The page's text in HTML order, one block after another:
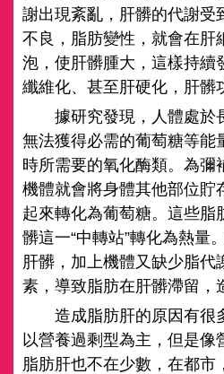
謝出現紊亂，肝髒的代謝受
不良，脂肪變性，就會在肝
泡，使肝髒腫大，這樣持續
纖維化、甚至肝硬化，肝髒
據研究發現，人體處於
無法獲得必需的葡萄糖等能
時所需要的氧化酶類。為彌
機體就會將身體其他部位貯
起來轉化為葡萄糖。這些脂
髒這一“中轉站”轉化為熱量
肝髒，加上機體又缺少脂代
素，導致脂肪在肝髒滯留，
造成脂肪肝的原因有很
以營養過剩型為主，但是像
脂肪肝也不在少數，在都市